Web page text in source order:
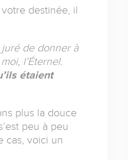
destinée, il
juré de donner à
l’Éternel.
étaient
plus la douce
peu à peu
cas, voici un